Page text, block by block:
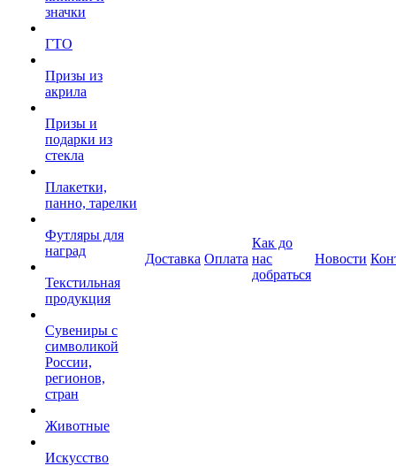
значки
ГТО
Призы из
акрила
Призы и
подарки из
стекла
Плакетки,
панно, тарелки
Футляры для
наград
Текстильная
продукция
Сувениры с
символикой
России,
регионов,
стран
Животные
Искусство
Доставка Оплата
Как до
нас
добраться
Новости